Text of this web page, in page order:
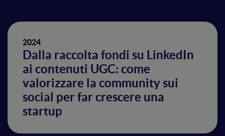
2024
Dalla raccolta fondi su LinkedIn
ai contenuti UGC: come
valorizzare la community sui
social per far crescere una
startup